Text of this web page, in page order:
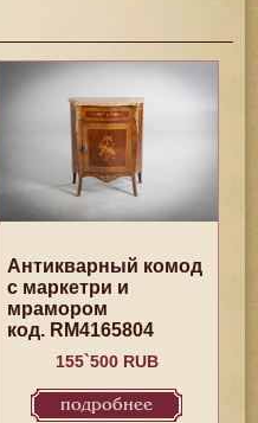
Антикварный комод
с маркетри и
мрамором
код. RM4165804
155`500 RUB
подробнее